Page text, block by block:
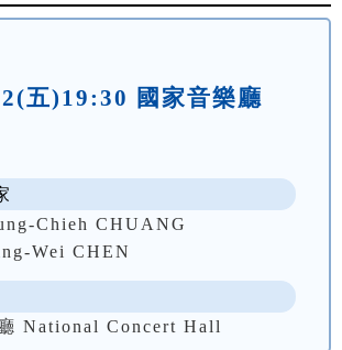
五)19:30 國家音樂廳
Chieh CHUANG
Wei CHEN
National Concert Hall